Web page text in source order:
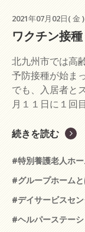
2021年07月02日( 金 )
ワクチン接種
北九州市では高
予防接種が始ま
でも、入居者と
月１１日に１回
続きを読む
#特別養護老人ホ
#グループホーム
#デイサービスセ
#ヘルパーステー